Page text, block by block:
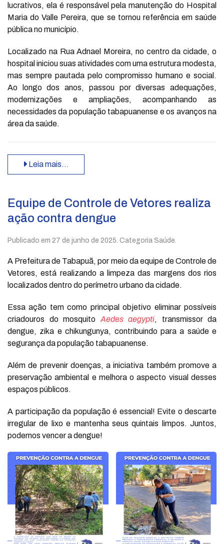
lucrativos, ela é responsável pela manutenção do Hospital
Maria do Valle Pereira, que se tornou referência em saúde
pública no município.
Localizado na Rua Adnael Moreira, no centro da cidade, o
hospital iniciou suas atividades com uma estrutura modesta,
mas sempre pautada pelo compromisso humano e social.
Ao longo dos anos, passou por diversas adequações,
modernizações e ampliações, acompanhando as
necessidades da população tabapuanense e os avanços na
área da saúde.
Leia mais…
Equipe de Controle de Vetores realiza
ação contra dengue
Publicado em 27 de junho de 2025 . Categoria Saúde.
A Prefeitura de Tabapuã, por meio da equipe de Controle de
Vetores, está realizando a limpeza das margens dos rios
localizados dentro do perímetro urbano da cidade.
Essa ação tem como principal objetivo eliminar possíveis
criadouros do mosquito Aedes aegypti, transmissor da
dengue, zika e chikungunya, contribuindo para a saúde e
segurança da população tabapuanense.
Além de prevenir doenças, a iniciativa também promove a
preservação ambiental e melhora o aspecto visual desses
espaços públicos.
A participação da população é essencial! Evite o descarte
irregular de lixo e mantenha seus quintais limpos. Juntos,
podemos vencer a dengue!